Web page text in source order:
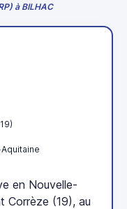
à BILHAC
en Nouvelle-
Corrèze (19), au